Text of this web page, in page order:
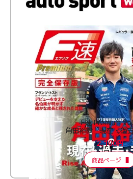
F速 Premium
角田裕毅 現在・過
2,100円
商品ページ